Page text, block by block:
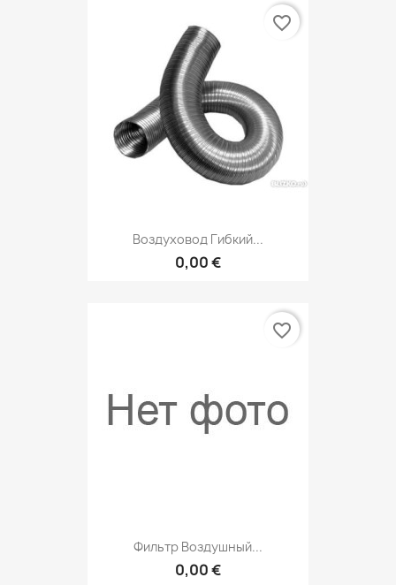
Воздуховод Гибкий...
0,00 €
favorite_border
Фильтр Воздушный...
0,00 €
favorite_border